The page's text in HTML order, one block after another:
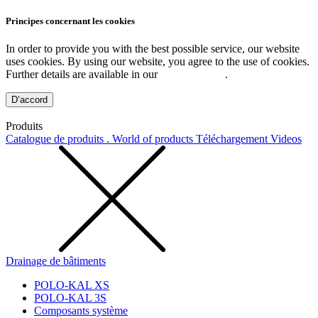
Principes concernant les cookies
In order to provide you with the best possible service, our website
uses cookies. By using our website, you agree to the use of cookies.
Further details are available in our
.
D’accord
Produits
Catalogue de produits . World of products Téléchargement Videos
Drainage de bâtiments
POLO-KAL XS
POLO-KAL 3S
Composants système